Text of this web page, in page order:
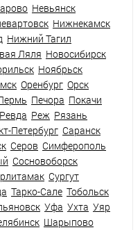
Невьянск
Нижнекамск
Нижний Тагил
Ляля Новосибирск
Ноябрьск
Оренбург Орск
Печора Покачи
Ревда Реж Рязань
Петербург Саранск
Серов Симферополь
Сосновоборск
Сургут
Тарко-Сале Тобольск
Уфа Ухта Уяр
Шарыпово